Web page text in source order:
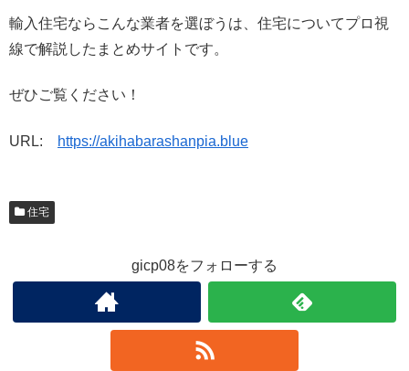
輸入住宅ならこんな業者を選ぼうは、住宅についてプロ視
線で解説したまとめサイトです。
ぜひご覧ください！
URL: https://akihabarashanpia.blue
住宅
gicp08をフォローする